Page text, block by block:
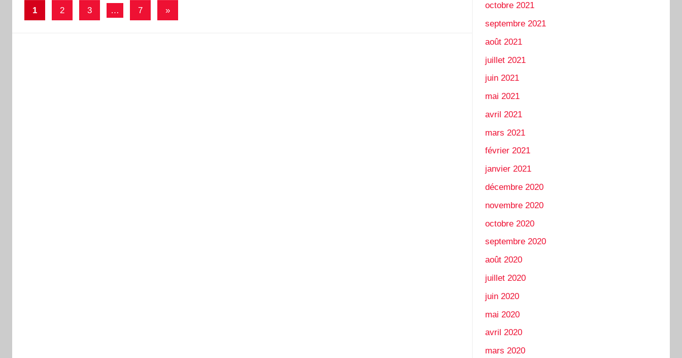
Pagination
1 2 3 … 7
Articles
»
octobre 2021
septembre 2021
août 2021
juillet 2021
juin 2021
mai 2021
avril 2021
mars 2021
février 2021
janvier 2021
décembre 2020
novembre 2020
octobre 2020
septembre 2020
août 2020
juillet 2020
juin 2020
mai 2020
avril 2020
mars 2020